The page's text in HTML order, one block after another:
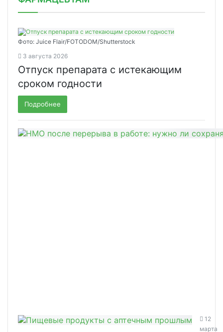
Фото: Juice Flair/FOTODOM/Shutterstoсk
3 августа 2026
Отпуск препарата с истекающим
сроком годности
Подробнее
12
марта